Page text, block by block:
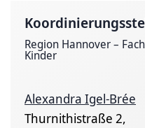
Region Hannover –
Kinder
Alexandra Igel-Brée
Thurnithistraße 2,